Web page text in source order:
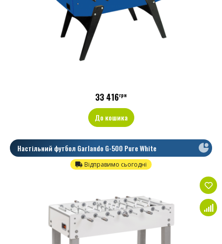
33 416грн
До кошика
Настільний футбол Garlando G-500 Pure White
Відправимо сьогодні